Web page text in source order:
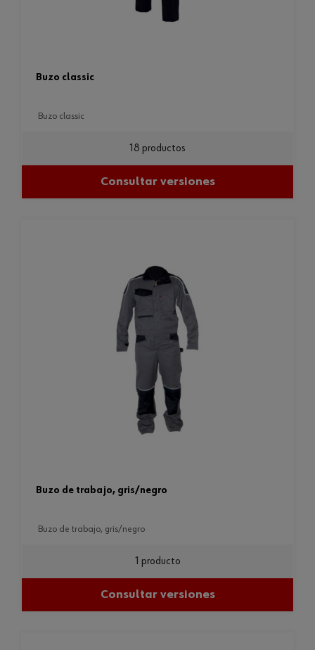
buzo classic
buzo classic
18 productos
Consultar versiones
buzo de trabajo, gris/negro
buzo de trabajo, gris/negro
1 producto
Consultar versiones